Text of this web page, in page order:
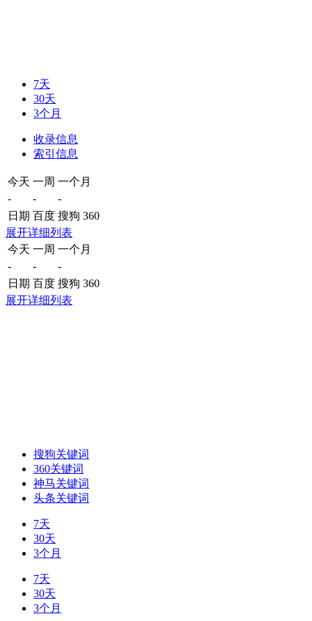
7天
30天
3个月
收录信息
索引信息
今天 一周 一个月
-
-
-
日期 百度 搜狗 360
展开详细列表
今天 一周 一个月
-
-
-
日期 百度 搜狗 360
展开详细列表
搜狗关键词
360关键词
神马关键词
头条关键词
7天
30天
3个月
7天
30天
3个月